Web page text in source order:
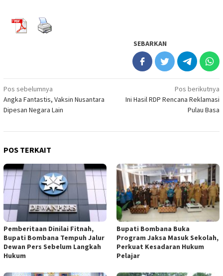
SEBARKAN
Navigasi
pos
Pos sebelumnya
Angka Fantastis, Vaksin Nusantara
Dipesan Negara Lain
Pos berikutnya
Ini Hasil RDP Rencana Reklamasi
Pulau Basa
POS TERKAIT
Pemberitaan Dinilai Fitnah,
Bupati Bombana Tempuh Jalur
Dewan Pers Sebelum Langkah
Hukum
Bupati Bombana Buka
Program Jaksa Masuk Sekolah,
Perkuat Kesadaran Hukum
Pelajar